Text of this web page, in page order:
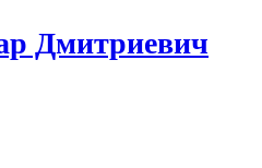
Дмитриевич